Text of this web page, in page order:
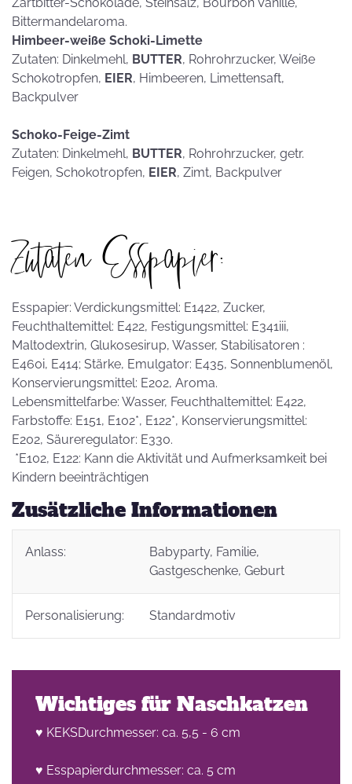
Bittermandelaroma.
Himbeer-weiße Schoki-Limette
Zutaten: Dinkelmehl, BUTTER, Rohrohrzucker, Weiße
Schokotropfen, EIER, Himbeeren, Limettensaft,
Backpulver
Schoko-Feige-Zimt
Zutaten: Dinkelmehl, BUTTER, Rohrohrzucker, getr.
Feigen, Schokotropfen, EIER, Zimt, Backpulver
Zutaten Esspapier:
Esspapier: Verdickungsmittel: E1422, Zucker,
Feuchthaltemittel: E422, Festigungsmittel: E341iii,
Maltodextrin, Glukosesirup, Wasser, Stabilisatoren :
E460i, E414; Stärke, Emulgator: E435, Sonnenblumenöl,
Konservierungsmittel: E202, Aroma.
Lebensmittelfarbe: Wasser, Feuchthaltemittel: E422,
Farbstoffe: E151, E102*, E122*, Konservierungsmittel:
E202, Säureregulator: E330.
*E102, E122: Kann die Aktivität und Aufmerksamkeit bei
Kindern beeinträchtigen
Zusätzliche Informationen
Anlass: Babyparty, Familie,
Gastgeschenke, Geburt
Personalisierung: Standardmotiv
Wichtiges für Naschkatzen
♥ KEKSDurchmesser: ca. 5,5 - 6 cm
♥ Esspapierdurchmesser: ca. 5 cm